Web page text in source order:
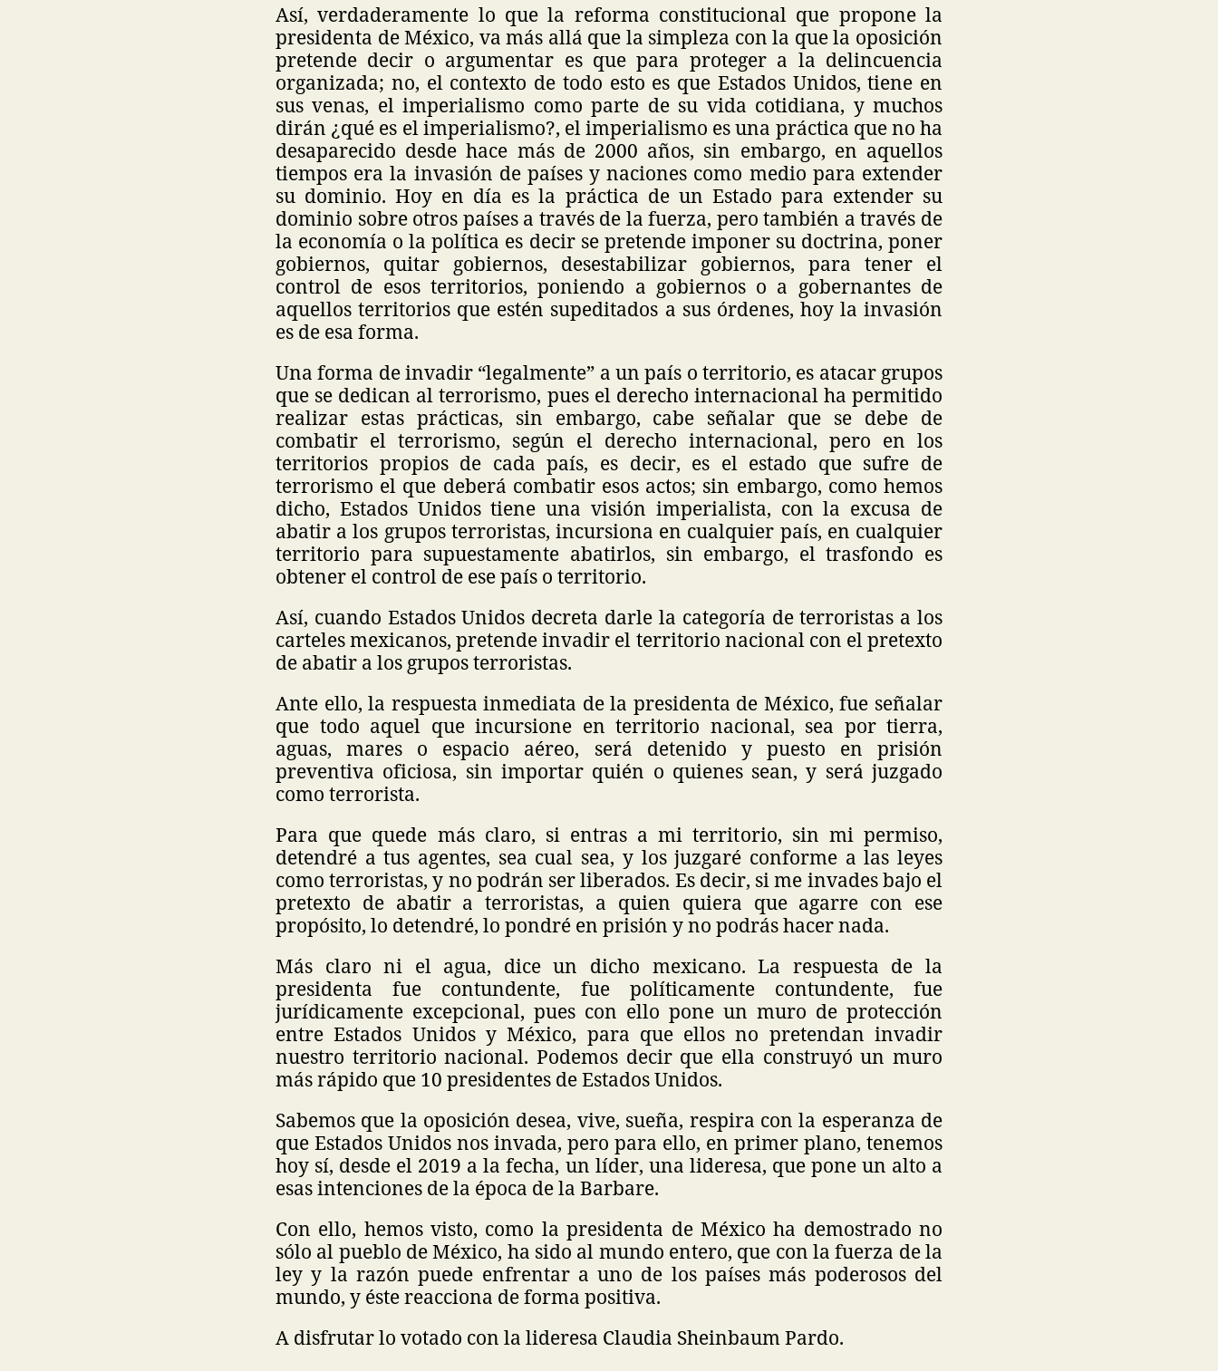
Así, verdaderamente lo que la reforma constitucional que propone la
presidenta de México, va más allá que la simpleza con la que la oposición
pretende decir o argumentar es que para proteger a la delincuencia
organizada; no, el contexto de todo esto es que Estados Unidos, tiene en
sus venas, el imperialismo como parte de su vida cotidiana, y muchos
dirán ¿qué es el imperialismo?, el imperialismo es una práctica que no ha
desaparecido desde hace más de 2000 años, sin embargo, en aquellos
tiempos era la invasión de países y naciones como medio para extender
su dominio. Hoy en día es la práctica de un Estado para extender su
dominio sobre otros países a través de la fuerza, pero también a través de
la economía o la política es decir se pretende imponer su doctrina, poner
gobiernos, quitar gobiernos, desestabilizar gobiernos, para tener el
control de esos territorios, poniendo a gobiernos o a gobernantes de
aquellos territorios que estén supeditados a sus órdenes, hoy la invasión
es de esa forma.
Una forma de invadir “legalmente” a un país o territorio, es atacar grupos
que se dedican al terrorismo, pues el derecho internacional ha permitido
realizar estas prácticas, sin embargo, cabe señalar que se debe de
combatir el terrorismo, según el derecho internacional, pero en los
territorios propios de cada país, es decir, es el estado que sufre de
terrorismo el que deberá combatir esos actos; sin embargo, como hemos
dicho, Estados Unidos tiene una visión imperialista, con la excusa de
abatir a los grupos terroristas, incursiona en cualquier país, en cualquier
territorio para supuestamente abatirlos, sin embargo, el trasfondo es
obtener el control de ese país o territorio.
Así, cuando Estados Unidos decreta darle la categoría de terroristas a los
carteles mexicanos, pretende invadir el territorio nacional con el pretexto
de abatir a los grupos terroristas.
Ante ello, la respuesta inmediata de la presidenta de México, fue señalar
que todo aquel que incursione en territorio nacional, sea por tierra,
aguas, mares o espacio aéreo, será detenido y puesto en prisión
preventiva oficiosa, sin importar quién o quienes sean, y será juzgado
como terrorista.
Para que quede más claro, si entras a mi territorio, sin mi permiso,
detendré a tus agentes, sea cual sea, y los juzgaré conforme a las leyes
como terroristas, y no podrán ser liberados. Es decir, si me invades bajo el
pretexto de abatir a terroristas, a quien quiera que agarre con ese
propósito, lo detendré, lo pondré en prisión y no podrás hacer nada.
Más claro ni el agua, dice un dicho mexicano. La respuesta de la
presidenta fue contundente, fue políticamente contundente, fue
jurídicamente excepcional, pues con ello pone un muro de protección
entre Estados Unidos y México, para que ellos no pretendan invadir
nuestro territorio nacional. Podemos decir que ella construyó un muro
más rápido que 10 presidentes de Estados Unidos.
Sabemos que la oposición desea, vive, sueña, respira con la esperanza de
que Estados Unidos nos invada, pero para ello, en primer plano, tenemos
hoy sí, desde el 2019 a la fecha, un líder, una lideresa, que pone un alto a
esas intenciones de la época de la Barbare.
Con ello, hemos visto, como la presidenta de México ha demostrado no
sólo al pueblo de México, ha sido al mundo entero, que con la fuerza de la
ley y la razón puede enfrentar a uno de los países más poderosos del
mundo, y éste reacciona de forma positiva.
A disfrutar lo votado con la lideresa Claudia Sheinbaum Pardo.